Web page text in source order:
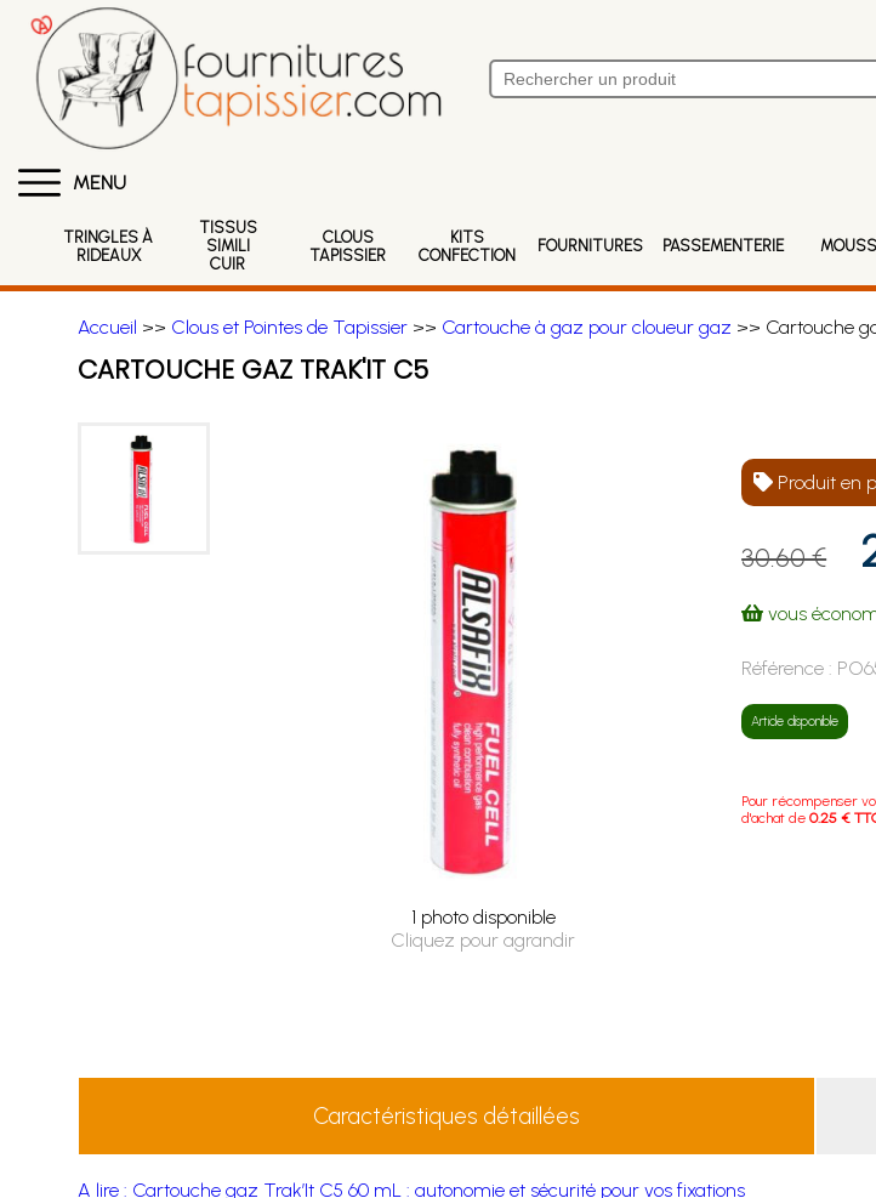
MENU
TRINGLES À
RIDEAUX
TISSUS
SIMILI
CUIR
CLOUS
TAPISSIER
KITS
CONFECTION
FOURNITURES PASSEMENTERIE
Accueil >> Clous et Pointes de Tapissier>> Cartouche à gaz pour cloueur gaz >> Cartouche
CARTOUCHE GAZ TRAK'IT C5
1 photo disponible
Cliquez pour agrandir
Produit en
30.60 €
vous
Référence :
Article disponible
Pour récompenser
d'achat de0.25 €
Caractéristiques détaillées
A lire : Cartouche gaz Trak’It C5 60 mL : autonomie et sécurité pour vos fixations